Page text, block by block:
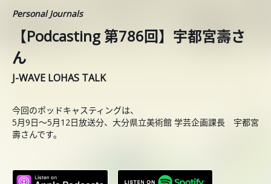
Personal Journals
【Podcasting 第786回】宇都宮壽さ
ん
J-WAVE LOHAS TALK
今回のポッドキャスティングは、
5月9日〜5月12日放送分、大分県立美術館 学芸企画課長 宇都宮
壽さんです。